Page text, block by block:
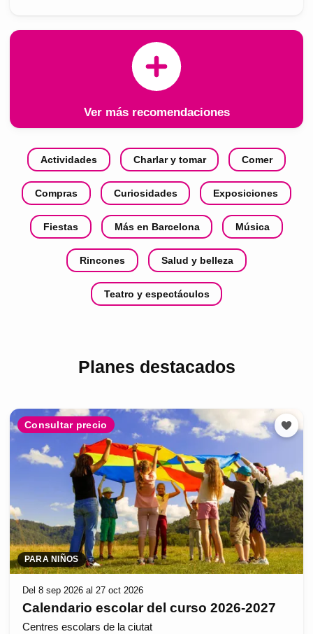
Ver más recomendaciones
Actividades Charlar y tomar Comer
Compras Curiosidades Exposiciones
Fiestas Más en Barcelona Música
Rincones Salud y belleza
Teatro y espectáculos
Planes destacados
Consultar precio
PARA NIÑOS
Del 8 sep 2026 al 27 oct 2026
Calendario escolar del curso 2026-2027
Centres escolars de la ciutat